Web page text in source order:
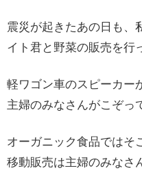
震災が起きたあの日も、
イト君と野菜の販売を行
軽ワゴン車のスピーカー
主婦のみなさんがこぞっ
オーガニック食品ではそ
移動販売は主婦のみなさ